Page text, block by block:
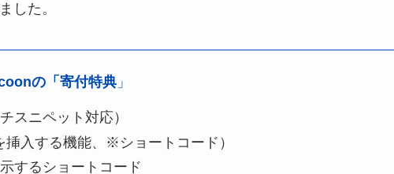
した。
の「寄付特典 」
スニペット対応）
入する機能、※ショートコード）
するショートコード